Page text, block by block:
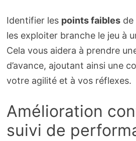
Identifier les points faiblesde
les exploiter branche le jeu à
Cela vous aidera à prendre
d’avance, ajoutant ainsi une
votre agilité et à vos réflexes.
Amélioration
suivi de